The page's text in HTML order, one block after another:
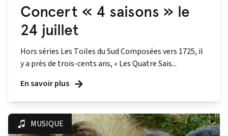
Concert « 4 saisons » le
24 juillet
Hors séries Les Toiles du Sud Composées vers 1725, il
y a près de trois-cents ans, « Les Quatre Sais...
En savoir plus
MUSIQUE